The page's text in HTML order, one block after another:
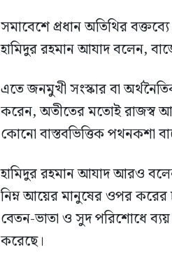
সমাবেশে প্রধান অতিথির
হামিদুর রহমান আযাদ বলেন,
এতে জনমুখী সংস্কার বা
করেন, অতীতের মতোই রাজস্ব
কোনো বাস্তবভিত্তিক পথনকশা
হামিদুর রহমান আযাদ আরও
নিম্ন আয়ের মানুষের ওপর করের
বেতন-ভাতা ও সুদ পরিশোধে ব্যয়
করেছে।